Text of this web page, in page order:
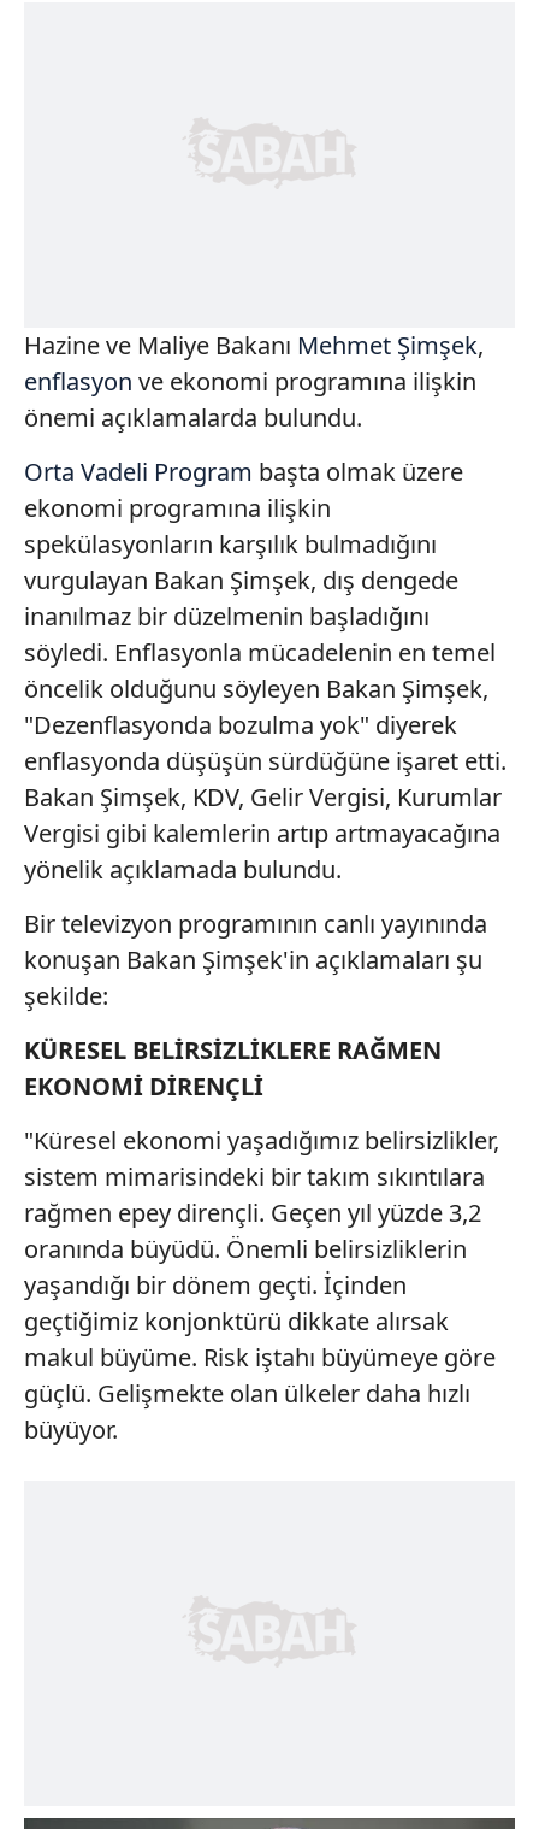
Hazine ve Maliye Bakanı Mehmet Şimşek,
enflasyon ve ekonomi programına ilişkin
önemi açıklamalarda bulundu.
Orta Vadeli Program başta olmak üzere
ekonomi programına ilişkin
spekülasyonların karşılık bulmadığını
vurgulayan Bakan Şimşek, dış dengede
inanılmaz bir düzelmenin başladığını
söyledi. Enflasyonla mücadelenin en temel
öncelik olduğunu söyleyen Bakan Şimşek,
"Dezenflasyonda bozulma yok" diyerek
enflasyonda düşüşün sürdüğüne işaret etti.
Bakan Şimşek, KDV, Gelir Vergisi, Kurumlar
Vergisi gibi kalemlerin artıp artmayacağına
yönelik açıklamada bulundu.
Bir televizyon programının canlı yayınında
konuşan Bakan Şimşek'in açıklamaları şu
şekilde:
KÜRESEL BELİRSİZLİKLERE RAĞMEN
EKONOMİ DİRENÇLİ
"Küresel ekonomi yaşadığımız belirsizlikler,
sistem mimarisindeki bir takım sıkıntılara
rağmen epey dirençli. Geçen yıl yüzde 3,2
oranında büyüdü. Önemli belirsizliklerin
yaşandığı bir dönem geçti. İçinden
geçtiğimiz konjonktürü dikkate alırsak
makul büyüme. Risk iştahı büyümeye göre
güçlü. Gelişmekte olan ülkeler daha hızlı
büyüyor.